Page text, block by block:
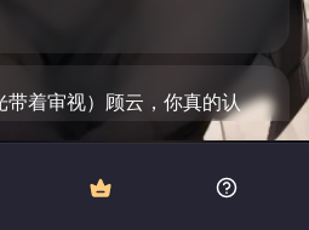
带着审视）顾云，你真的认
的心不会因此而愈合。